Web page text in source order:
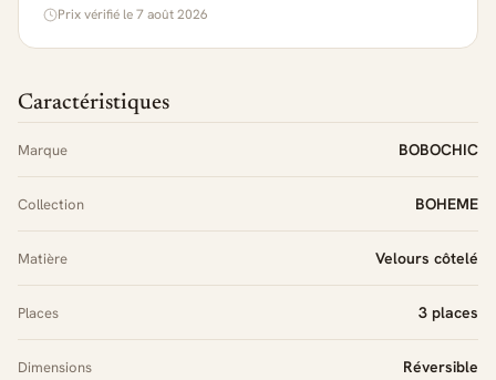
Prix vérifié le 7 août 2026
Caractéristiques
Marque BOBOCHIC
Collection BOHEME
Matière Velours côtelé
Places 3 places
Dimensions Réversible